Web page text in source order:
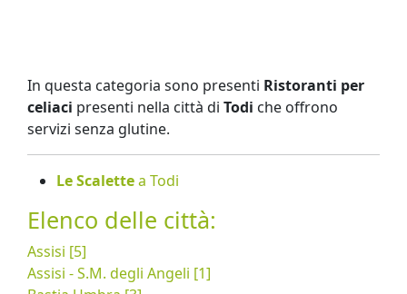
In questa categoria sono presenti Ristoranti per
celiaci presenti nella città di Todi che offrono
servizi senza glutine.
Le Scalettea Todi
Elenco delle città:
Assisi [5]
Assisi - S.M. degli Angeli [1]